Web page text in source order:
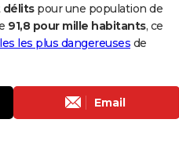
délitspour une population de
91,8 pour mille habitants, ce
les plus dangereuses de
Email